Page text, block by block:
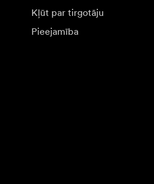
Kļūt par tirgotāju
Pieejamība